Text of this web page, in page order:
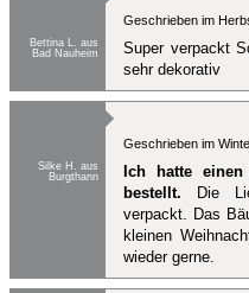
Bettina L. aus
Bad Nauheim
Geschrieben im
Super verpackt
sehr dekorativ
Silke H. aus
Burgthann
Geschrieben im
Ich hatte einen
bestellt. Die
verpackt. Das
kleinen
wieder gerne.